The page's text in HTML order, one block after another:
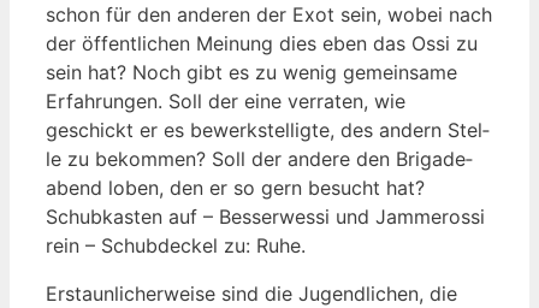
schon für den ande­ren der Exot sein, wobei nach
der öffent­li­chen Mei­nung dies eben das Ossi zu
sein hat? Noch gibt es zu wenig gemein­sa­me
Erfah­run­gen. Soll der eine ver­ra­ten, wie
geschickt er es bewerk­stel­lig­te, des andern Stel­
le zu bekom­men? Soll der ande­re den Bri­ga­de­
abend loben, den er so gern besucht hat?
Schub­kas­ten auf – Bes­ser­wes­si und Jam­meros­si
rein – Schub­de­ckel zu: Ruhe.
Erstaun­li­cher­wei­se sind die Jugend­li­chen, die